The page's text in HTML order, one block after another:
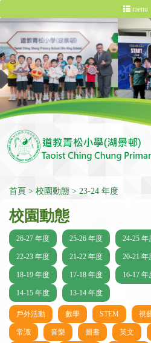
menu
首頁 校園動態 23-24 年度
校園動態
26-27 年度 25-26 年度 24-25 年
22-23 年度 21-22 年度 20-21 年
18-19 年度 17-18 年度 16-17 年
14-15 年度 13-14 年度
戶外活動 數學 STEM 視
常識 音樂 圖書 英文